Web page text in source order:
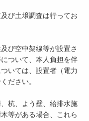
び土壌調査は行ってお
び空中架線等が設置さ
ついて、本人負担を伴
いては、設置者（電力
ださい。
杭、よう壁、給排水施
等がある場合、これら